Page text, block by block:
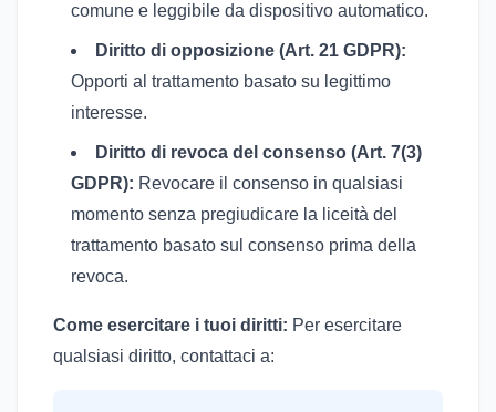
comune e leggibile da dispositivo automatico.
Diritto di opposizione (Art. 21 GDPR):
Opporti al trattamento basato su legittimo
interesse.
Diritto di revoca del consenso (Art. 7(3)
GDPR): Revocare il consenso in qualsiasi
momento senza pregiudicare la liceità del
trattamento basato sul consenso prima della
revoca.
Come esercitare i tuoi diritti: Per esercitare
qualsiasi diritto, contattaci a: